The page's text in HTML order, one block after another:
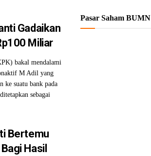
Gadaikan
Miliar
bakal mendalami
M Adil yang
ke suatu bank pada
sebagai
Bertemu
Hasil
Pasar Saham BUMN